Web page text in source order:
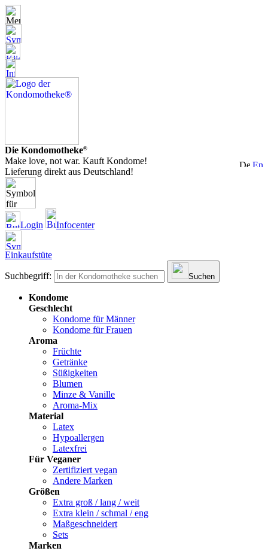
Die Kondomotheke®
Make love, not war. Kauft Kondome!
Lieferung direkt aus Deutschland!
Login Infocenter
Einkaufstüte
Suchbegriff: Suchen
Kondome
Geschlecht
Kondome für Männer
Kondome für Frauen
Aroma
Früchte
Getränke
Süßigkeiten
Blumen
Minze & Vanille
Aroma-Mix
Material
Latex
Hypoallergen
Latexfrei
Für Veganer
Zertifiziert vegan
Andere Marken
Größen
Extra groß / lang / weit
Extra klein / schmal / eng
Maßgeschneidert
Sets
Marken